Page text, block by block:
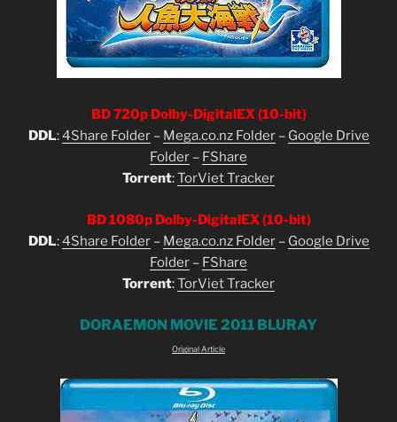
BD 720p Dolby-DigitalEX (10-bit)
DDL:4Share Folder– Mega.co.nz Folder– Google Drive
Folder – FShare
Torrent:TorViet Tracker
BD 1080p Dolby-DigitalEX (10-bit)
DDL:4Share Folder– Mega.co.nz Folder– Google Drive
Folder – FShare
Torrent:TorViet Tracker
DORAEMON MOVIE 2011 BLURAY
Original Article